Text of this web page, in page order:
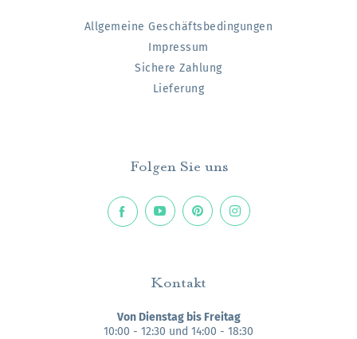
Allgemeine Geschäftsbedingungen
Impressum
Sichere Zahlung
Lieferung
Folgen Sie uns
Kontakt
Von Dienstag bis Freitag
10:00 - 12:30 und 14:00 - 18:30